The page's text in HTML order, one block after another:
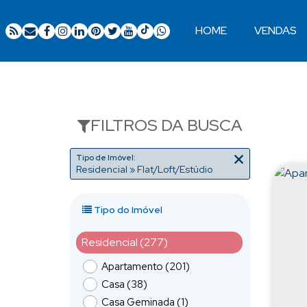
VENDAS
HOME
FILTROS DA BUSCA
Tipo de Imóvel:
Residencial » Flat/Loft/Estúdio
Tipo do Imóvel
Residencial (277)
Apartamento (201)
Casa (38)
Casa Geminada (1)